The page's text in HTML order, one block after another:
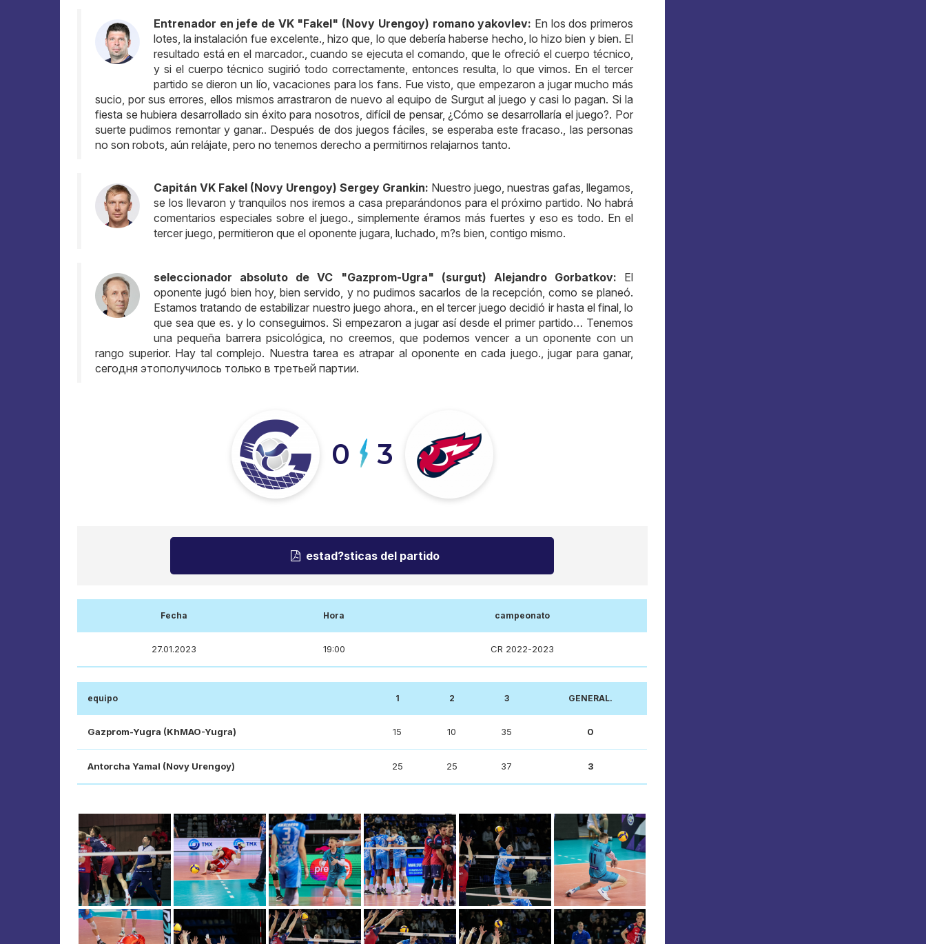
Entrenador en jefe de VK "Fakel" (Novy Urengoy) romano yakovlev: En los dos primeros
lotes, la instalación fue excelente., hizo que, lo que debería haberse hecho, lo hizo bien y bien. El
resultado está en el marcador., cuando se ejecuta el comando, que le ofreció el cuerpo técnico,
y si el cuerpo técnico sugirió todo correctamente, entonces resulta, lo que vimos. En el tercer
partido se dieron un lío, vacaciones para los fans. Fue visto, que empezaron a jugar mucho más
sucio, por sus errores, ellos mismos arrastraron de nuevo al equipo de Surgut al juego y casi lo pagan. Si la
fiesta se hubiera desarrollado sin éxito para nosotros, difícil de pensar, ¿Cómo se desarrollaría el juego?. Por
suerte pudimos remontar y ganar.. Después de dos juegos fáciles, se esperaba este fracaso., las personas
no son robots, aún relájate, pero no tenemos derecho a permitirnos relajarnos tanto.
Capitán VK Fakel (Novy Urengoy) Sergey Grankin: Nuestro juego, nuestras gafas, llegamos,
se los llevaron y tranquilos nos iremos a casa preparándonos para el próximo partido. No habrá
comentarios especiales sobre el juego., simplemente éramos más fuertes y eso es todo. En el
tercer juego, permitieron que el oponente jugara, luchado, m?s bien, contigo mismo.
seleccionador absoluto de VC "Gazprom-Ugra" (surgut) Alejandro Gorbatkov: El
oponente jugó bien hoy, bien servido, y no pudimos sacarlos de la recepción, como se planeó.
Estamos tratando de estabilizar nuestro juego ahora., en el tercer juego decidió ir hasta el final, lo
que sea que es. y lo conseguimos. Si empezaron a jugar así desde el primer partido… Tenemos
una pequeña barrera psicológica, no creemos, que podemos vencer a un oponente con un
rango superior. Hay tal complejo. Nuestra tarea es atrapar al oponente en cada juego., jugar para ganar,
сегодня этополучилось только в третьей партии.
0 3
estad?sticas del partido
Fecha Hora campeonato
27.01.2023 19:00 CR 2022-2023
equipo 1 2 3 GENERAL.
Gazprom-Yugra (KhMAO-Yugra) 15 10 35 0
Antorcha Yamal (Novy Urengoy) 25 25 37 3